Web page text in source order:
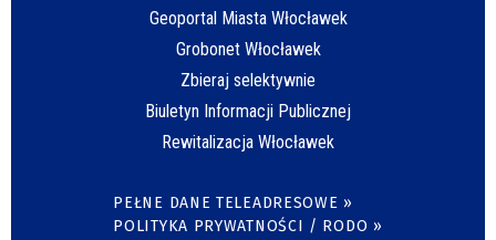
Geoportal Miasta Włocławek
Grobonet Włocławek
Zbieraj selektywnie
Biuletyn Informacji Publicznej
Rewitalizacja Włocławek
PEŁNE DANE TELEADRESOWE »
POLITYKA PRYWATNOŚCI / RODO »